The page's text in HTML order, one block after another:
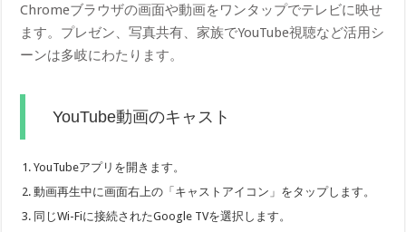
Chromeブラウザの画面や動画をワンタップでテレビに映せ
ます。プレゼン、写真共有、家族でYouTube視聴など活用シ
ーンは多岐にわたります。
YouTube動画のキャスト
YouTubeアプリを開きます。
動画再生中に画面右上の「キャストアイコン」をタップします。
同じWi-Fiに接続されたGoogle TVを選択します。